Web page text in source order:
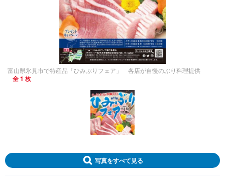
富山県氷見市で特産品「ひみぶりフェア」 各店が自慢のぶり料理提供
全 1 枚
写真をすべて見る